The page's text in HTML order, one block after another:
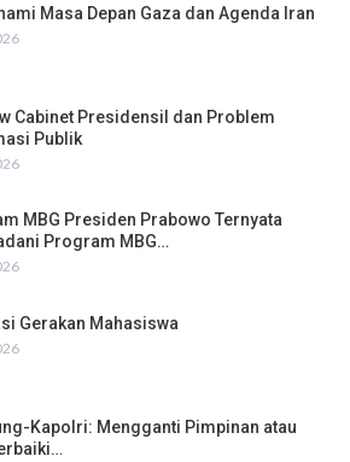
Masa Depan Gaza dan Agenda Iran
Cabinet Presidensil dan Problem
Publik
MBG Presiden Prabowo Ternyata
Program MBG…
Gerakan Mahasiswa
Kapolri: Mengganti Pimpinan atau